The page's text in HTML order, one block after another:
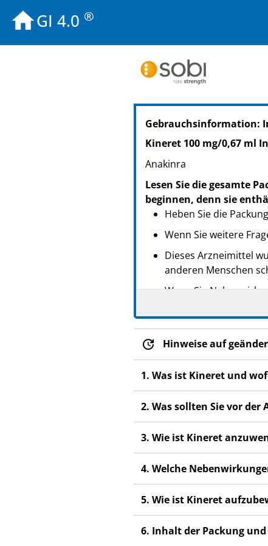
GI 4.0 ®
PZN: 10110942
PPN: 111011094284
GTIN: 07350031442144
Gebrauchsinformation:
Kineret 100 mg/0,67 ml
Anakinra
Lesen Sie die gesamte
beginnen, denn sie
Heben Sie die
Wenn Sie weitere
Dieses Arzneimittel
anderen Menschen
Wenn Sie
Nebenwirkungen,
Hinweise auf
1. Was ist Kineret und
2. Was sollten Sie vor
3. Wie ist Kineret
4. Welche
5. Wie ist Kineret
6. Inhalt der Packung